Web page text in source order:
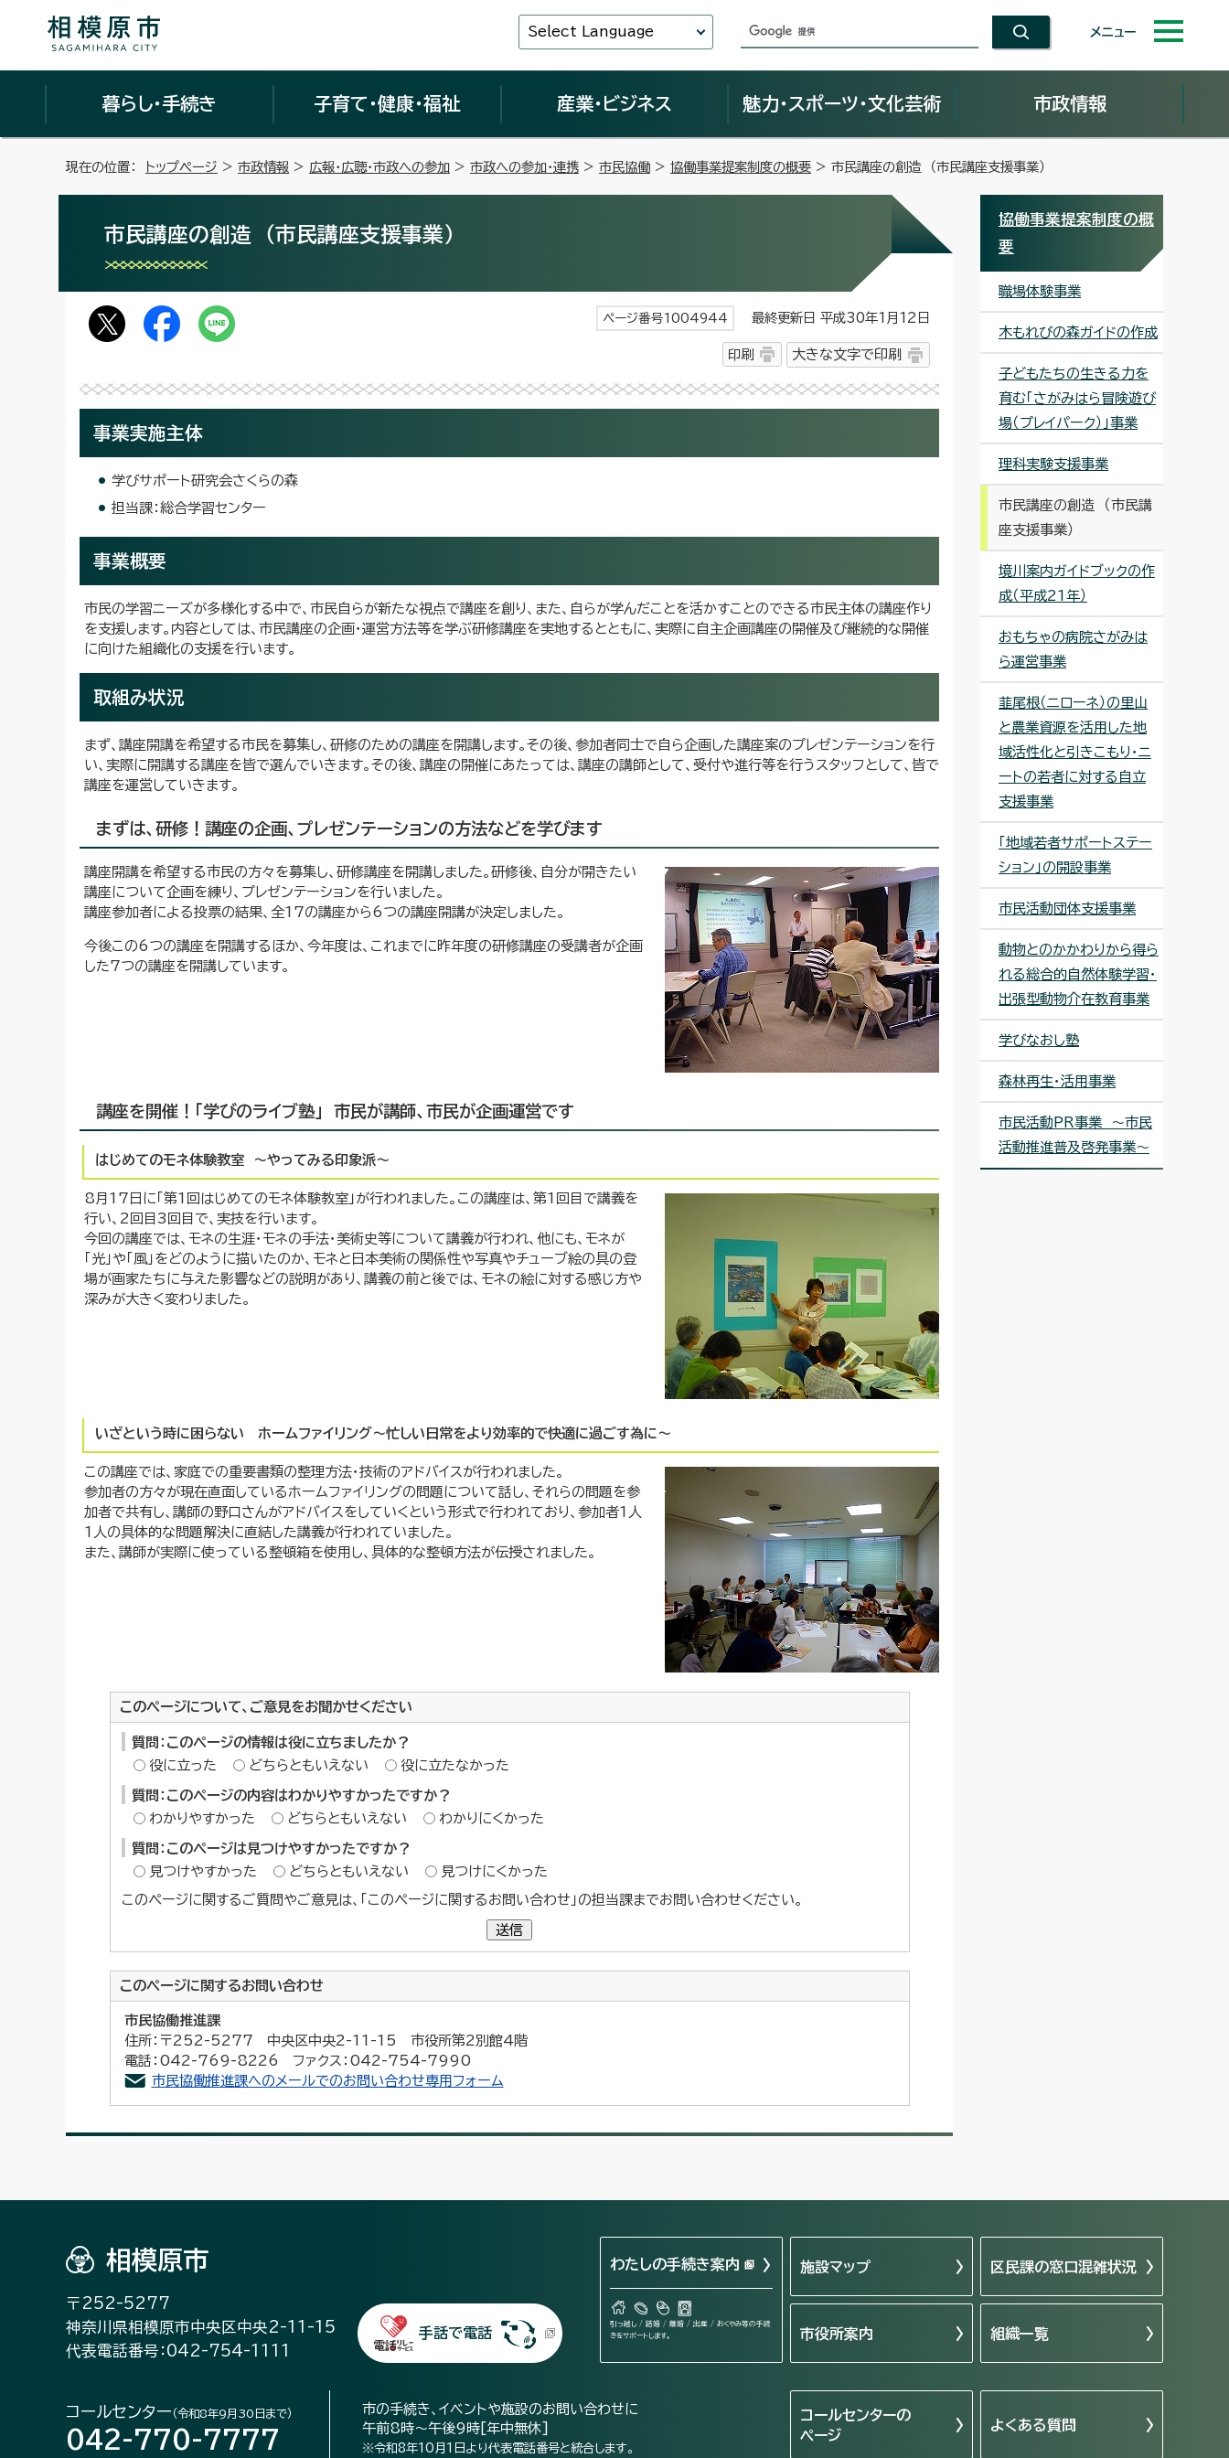
Select Language メニュー
暮らし・手続き 子育て・健康・福祉 産業・ビジネス 魅力・スポーツ・文化芸術 市政情報
現在の位置： トップページ > 市政情報 > 広報・広聴・市政への参加 > 市政への参加・連携 > 市民協働 > 協働事業提案制度の概要 > 市民講座の創造 （市民講座支援事業）
市民講座の創造 （市民講座支援事業）
ページ番号1004944 最終更新日 平成30年1月12日
印刷 大きな文字で印刷
事業実施主体
学びサポート研究会さくらの森
担当課：総合学習センター
事業概要
市民の学習ニーズが多様化する中で、市民自らが新たな視点で講座を創り、また、自らが学んだことを活かすことのできる市民主体の講座作り
を支援します。内容としては、市民講座の企画・運営方法等を学ぶ研修講座を実地するとともに、実際に自主企画講座の開催及び継続的な開催
に向けた組織化の支援を行います。
取組み状況
まず、講座開講を希望する市民を募集し、研修のための講座を開講します。その後、参加者同士で自ら企画した講座案のプレゼンテーションを行
い、実際に開講する講座を皆で選んでいきます。その後、講座の開催にあたっては、講座の講師として、受付や進行等を行うスタッフとして、皆で
講座を運営していきます。
まずは、研修！講座の企画、プレゼンテーションの方法などを学びます
講座開講を希望する市民の方々を募集し、研修講座を開講しました。研修後、自分が開きたい
講座について企画を練り、プレゼンテーションを行いました。
講座参加者による投票の結果、全17の講座から6つの講座開講が決定しました。
今後この6つの講座を開講するほか、今年度は、これまでに昨年度の研修講座の受講者が企画
した7つの講座を開講しています。
講座を開催！「学びのライブ塾」 市民が講師、市民が企画運営です
はじめてのモネ体験教室 ～やってみる印象派～
8月17日に「第1回はじめてのモネ体験教室」が行われました。この講座は、第1回目で講義を
行い、2回目3回目で、実技を行います。
今回の講座では、モネの生涯・モネの手法・美術史等について講義が行われ、他にも、モネが
「光」や「風」をどのように描いたのか、モネと日本美術の関係性や写真やチューブ絵の具の登
場が画家たちに与えた影響などの説明があり、講義の前と後では、モネの絵に対する感じ方や
深みが大きく変わりました。
いざという時に困らない ホームファイリング～忙しい日常をより効率的で快適に過ごす為に～
この講座では、家庭での重要書類の整理方法・技術のアドバイスが行われました。
参加者の方々が現在直面しているホームファイリングの問題について話し、それらの問題を参
加者で共有し、講師の野口さんがアドバイスをしていくという形式で行われており、参加者1人
1人の具体的な問題解決に直結した講義が行われていました。
また、講師が実際に使っている整頓箱を使用し、具体的な整頓方法が伝授されました。
このページについて、ご意見をお聞かせください
質問：このページの情報は役に立ちましたか？
役に立った
どちらともいえない 役に立たなかった
質問：このページの内容はわかりやすかったですか？
わかりやすかった
どちらともいえない わかりにくかった
質問：このページは見つけやすかったですか？
見つけやすかった
どちらともいえない 見つけにくかった
このページに関するご質問やご意見は、「このページに関するお問い合わせ」の担当課までお問い合わせください。
送信
このページに関するお問い合わせ
市民協働推進課
住所：〒252-5277 中央区中央2-11-15 市役所第2別館4階
電話：042-769-8226 ファクス：042-754-7990
市民協働推進課へのメールでのお問い合わせ専用フォーム
協働事業提案制度の概
要
職場体験事業
木もれびの森ガイドの作成
子どもたちの生きる力を
育む「さがみはら冒険遊び
場（プレイパーク）」事業
理科実験支援事業
市民講座の創造 （市民講
座支援事業）
境川案内ガイドブックの作
成（平成21年）
おもちゃの病院さがみは
ら運営事業
韮尾根（ニローネ）の里山
と農業資源を活用した地
域活性化と引きこもり・ニ
ートの若者に対する自立
支援事業
「地域若者サポートステー
ション」の開設事業
市民活動団体支援事業
動物とのかかわりから得ら
れる総合的自然体験学習・
出張型動物介在教育事業
学びなおし塾
森林再生・活用事業
市民活動PR事業 ～市民
活動推進普及啓発事業～
相模原市
〒252-5277
神奈川県相模原市中央区中央2-11-15
代表電話番号：042-754-1111
手話で電話
わたしの手続き案内
引っ越し / 結婚 / 離婚 / 出産 / おくやみ等の手続
きをサポートします。
施設マップ 区民課の窓口混雑状況
市役所案内 組織一覧
コールセンター （令和8年9月30日まで）
042-770-7777
市の手続き、イベントや施設のお問い合わせに
午前8時～午後9時[年中無休]
※令和8年10月1日より代表電話番号と統合します。
コールセンターの
ページ
よくある質問